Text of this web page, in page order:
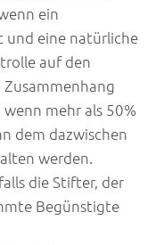
ein
und eine natürliche
auf den
mehr als 50%
dem dazwischen
werden.
die Stifter, der
Begünstigte